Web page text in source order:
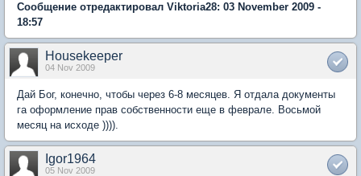
Сообщение отредактировал Viktoria28: 03 November 2009 -
18:57
Housekeeper
04 Nov 2009
Дай Бог, конечно, чтобы через 6-8 месяцев. Я отдала документы
га оформление прав собственности еще в феврале. Восьмой
месяц на исходе )))).
Igor1964
05 Nov 2009